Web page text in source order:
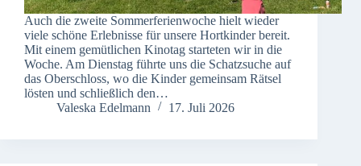
Auch die zweite Sommerferienwoche hielt wieder
viele schöne Erlebnisse für unsere Hortkinder bereit.
Mit einem gemütlichen Kinotag starteten wir in die
Woche. Am Dienstag führte uns die Schatzsuche auf
das Oberschloss, wo die Kinder gemeinsam Rätsel
lösten und schließlich den…
Valeska Edelmann
17. Juli 2026